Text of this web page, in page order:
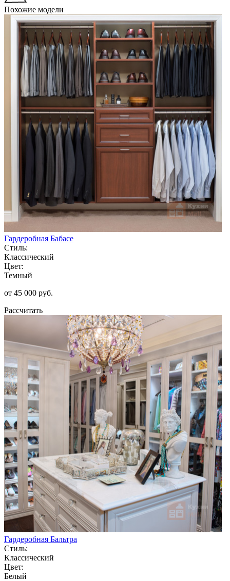
Похожие модели
Гардеробная Бабасе
Стиль:
Классический
Цвет:
Темный
от 45 000 руб.
Рассчитать
Гардеробная Бальтра
Стиль:
Классический
Цвет:
Белый